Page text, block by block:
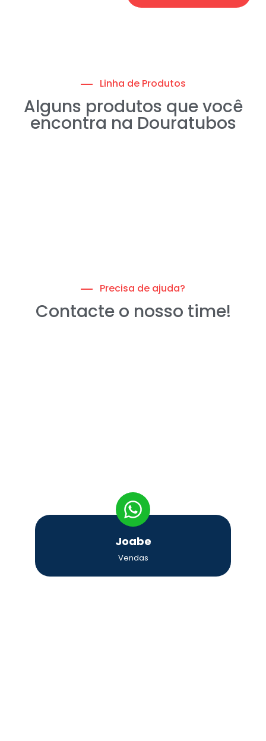
Alguns produtos que você
encontra na Douratubos
Contacte o nosso time!
Joabe
Vendas